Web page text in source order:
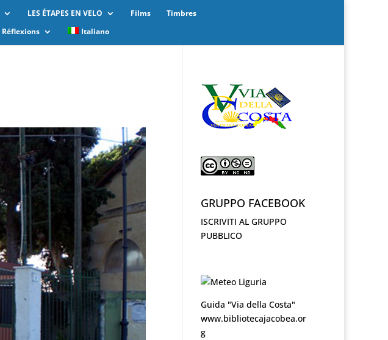
LES ÉTAPES EN VELO Films
Timbres
Réflexions Italiano
GRUPPO FACEBOOK
ISCRIVITI AL GRUPPO
PUBBLICO
Guida "Via della Costa"
www.bibliotecajacobea.or
g